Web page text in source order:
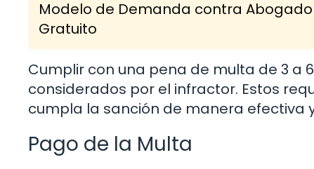
Modelo de Demanda contra
Gratuito
Cumplir con una pena de multa de 3 a
considerados por el infractor. Estos
cumpla la sanción de manera efectiva
Pago de la Multa